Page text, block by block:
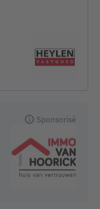
Sponsorisé